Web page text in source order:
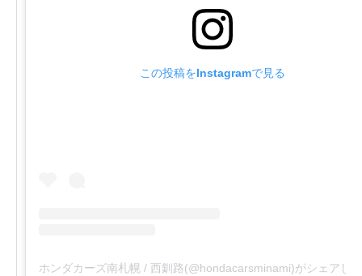
この投稿をInstagramで見る
ホンダカーズ南札幌 / 西釧路(@hondacarsminami)がシェアし